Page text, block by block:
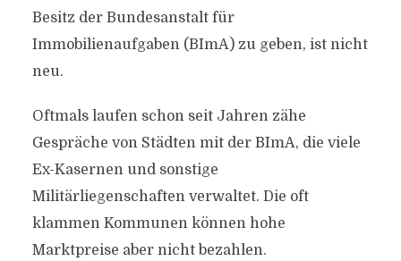
Besitz der Bundesanstalt für
Immobilienaufgaben (BImA) zu geben, ist nicht
neu.
Oftmals laufen schon seit Jahren zähe
Gespräche von Städten mit der BImA, die viele
Ex-Kasernen und sonstige
Militärliegenschaften verwaltet. Die oft
klammen Kommunen können hohe
Marktpreise aber nicht bezahlen.